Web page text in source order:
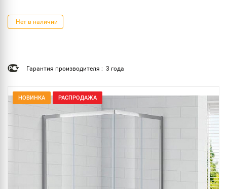
Нет в наличии
Гарантия производителя : 3 года
НОВИНКА РАСПРОДАЖА